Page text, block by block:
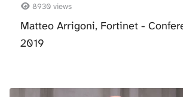
8930 views
Matteo Arrigoni, Fortinet -
2019